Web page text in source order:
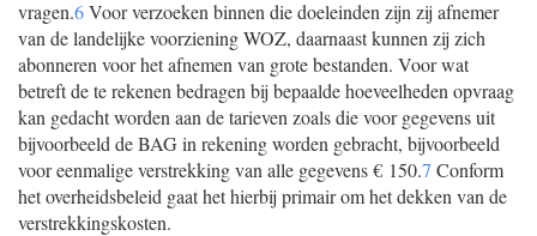
vragen.6Voor verzoeken binnen die doeleinden zijn zij afnemer
van de landelijke voorziening WOZ, daarnaast kunnen zij zich
abonneren voor het afnemen van grote bestanden. Voor wat
betreft de te rekenen bedragen bij bepaalde hoeveelheden opvraag
kan gedacht worden aan de tarieven zoals die voor gegevens uit
bijvoorbeeld de BAG in rekening worden gebracht, bijvoorbeeld
voor eenmalige verstrekking van alle gegevens € 150.7 Conform
het overheidsbeleid gaat het hierbij primair om het dekken van de
verstrekkingskosten.